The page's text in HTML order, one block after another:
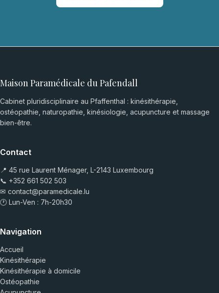
Maison Paramédicale du Pafendall
Cabinet pluridisciplinaire au Pfaffenthal : kinésithérapie,
ostéopathie, naturopathie, kinésiologie, acupuncture et massage
bien-être.
Contact
📍 45 rue Laurent Ménager, L-2143 Luxembourg
📞 +352 661 502 503
✉ contact@paramedicale.lu
🕐 Lun-Ven : 7h-20h30
Navigation
Accueil
Kinésithérapie
Kinésithérapie à domicile
Ostéopathie